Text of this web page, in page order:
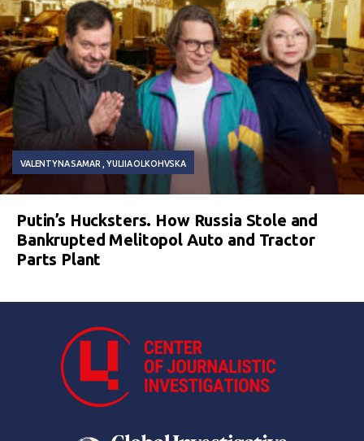
VALENTYNA SAMAR YULIIA OLKOHVSKA
Putin’s Hucksters. How Russia Stole and
Bankrupted Melitopol Auto and Tractor
Parts Plant